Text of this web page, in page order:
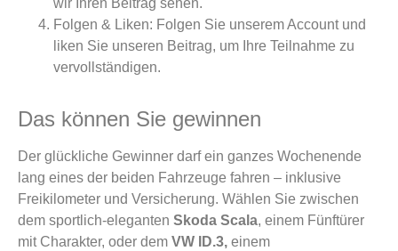
Folgen & Liken: Folgen Sie unserem Account und
liken Sie unseren Beitrag, um Ihre Teilnahme zu
vervollständigen.
Das können Sie gewinnen
Der glückliche Gewinner darf ein ganzes Wochenende
lang eines der beiden Fahrzeuge fahren – inklusive
Freikilometer und Versicherung. Wählen Sie zwischen
dem sportlich-eleganten Skoda Scala, einem Fünftürer
mit Charakter, oder dem VW ID.3, einem